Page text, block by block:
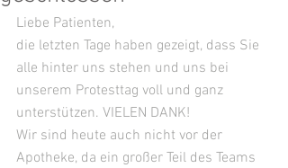
Liebe Patienten,
die letzten Tage haben gezeigt, dass Sie
alle hinter uns stehen und uns bei
unserem Protesttag voll und ganz
unterstützen. VIELEN DANK!
Wir sind heute auch nicht vor der
Apotheke, da ein großer Teil des Teams